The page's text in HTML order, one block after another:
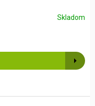
Skladom